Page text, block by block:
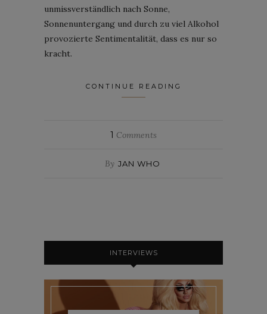
unmissverständlich nach Sonne,
Sonnenuntergang und durch zu viel Alkohol
provozierte Sentimentalität, dass es nur so
kracht.
CONTINUE READING
1 Comments
By JAN WHO
INTERVIEWS